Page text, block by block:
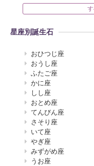
星座別誕生石
おひつじ座
おうし座
ふたご座
かに座
しし座
おとめ座
てんびん座
さそり座
いて座
やぎ座
みずがめ座
うお座